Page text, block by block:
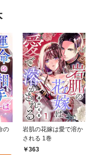
の
岩肌の花嫁は愛で溶か
される 1巻
363